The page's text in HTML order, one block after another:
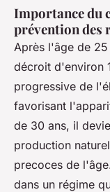
Importance du
prévention des
Après l'âge de
décroit d'environ
progressive de
favorisant
de 30 ans, il
production
precoces de
dans un régime